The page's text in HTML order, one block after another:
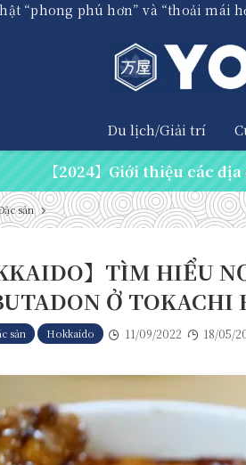
“phong phú hơn” và “thoải mái
Du lịch/Giải trí
【2024】Giới thiệu các
sản
】TÌM HIỂU
Ở TOKACHI
sản Hokkaido 11/09/2022 18/05/